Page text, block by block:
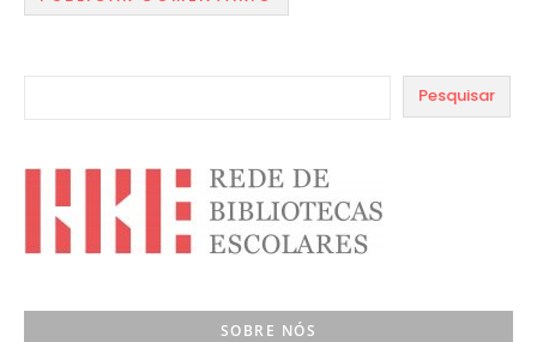
Pesquisar
SOBRE NÓS